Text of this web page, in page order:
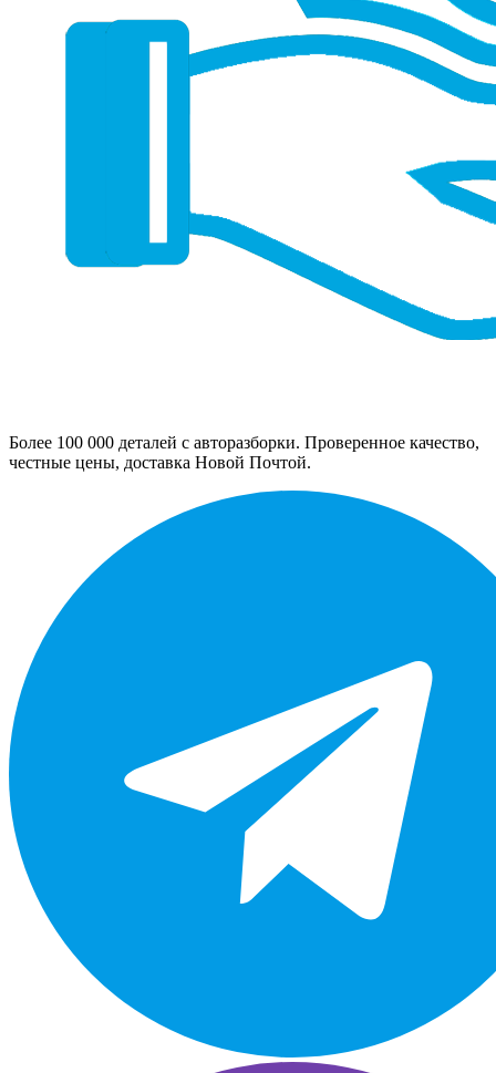
Более 100 000 деталей с авторазборки. Проверенное качество,
честные цены, доставка Новой Почтой.